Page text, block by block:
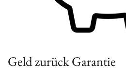
Geld zurück Garantie